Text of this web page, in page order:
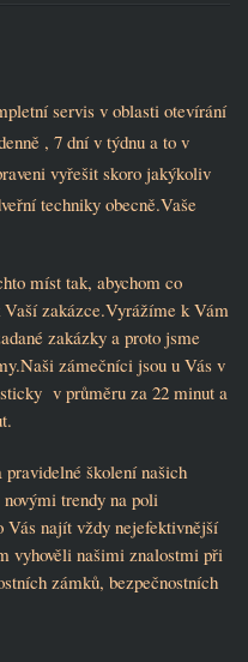
servis v oblasti otevírání
, 7 dní v týdnu a to v
vyřešit skoro jakýkoliv
techniky obecně.Vaše
míst tak, abychom co
zakázce.Vyrážíme k Vám
zakázky a proto jsme
zámečníci jsou u Vás v
v průměru za 22 minut a
školení našich
trendy na poli
Vás najít vždy nejefektivnější
vyhověli našimi znalostmi při
zámků, bezpečnostních